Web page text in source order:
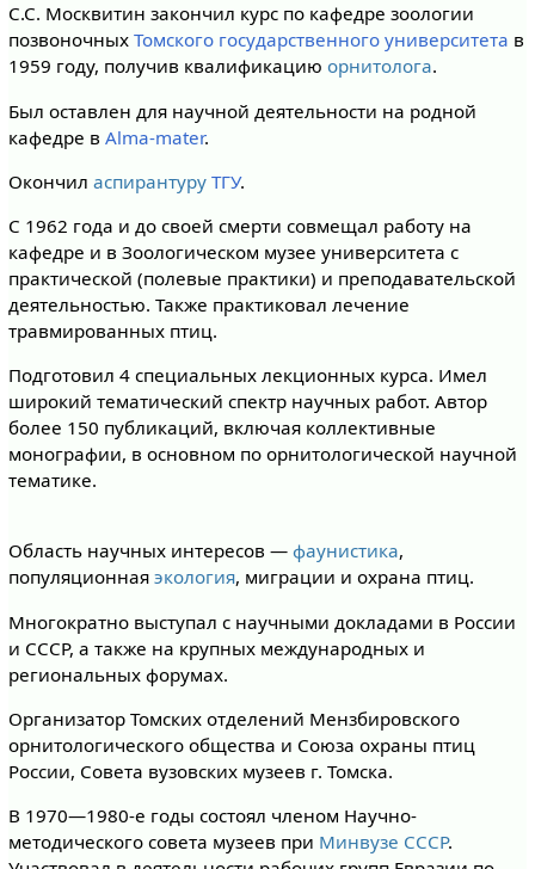
С.С. Москвитин закончил курс по кафедре зоологии
позвоночных Томского государственного университета в
1959 году, получив квалификацию орнитолога.
Был оставлен для научной деятельности на родной
кафедре в Alma-mater.
Окончил аспирантуру ТГУ.
С 1962 года и до своей смерти совмещал работу на
кафедре и в Зоологическом музее университета с
практической (полевые практики) и преподавательской
деятельностью. Также практиковал лечение
травмированных птиц.
Подготовил 4 специальных лекционных курса. Имел
широкий тематический спектр научных работ. Автор
более 150 публикаций, включая коллективные
монографии, в основном по орнитологической научной
тематике.
Область научных интересов — фаунистика,
популяционная экология, миграции и охрана птиц.
Многократно выступал с научными докладами в России
и СССР, а также на крупных международных и
региональных форумах.
Организатор Томских отделений Мензбировского
орнитологического общества и Союза охраны птиц
России, Совета вузовских музеев г. Томска.
В 1970—1980-е годы состоял членом Научно-
методического совета музеев при Минвузе СССР.